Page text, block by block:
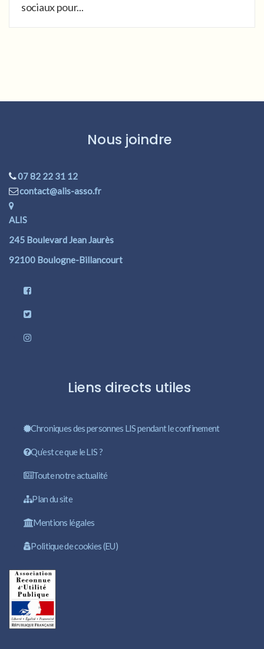
sociaux pour...
Nous joindre
07 82 22 31 12
contact@alis-asso.fr
ALIS
245 Boulevard Jean Jaurès
92100 Boulogne-Billancourt
Liens directs utiles
Chroniques des personnes LIS pendant le confinement
Qu’est ce que le LIS ?
Toute notre actualité
Plan du site
Mentions légales
Politique de cookies (EU)